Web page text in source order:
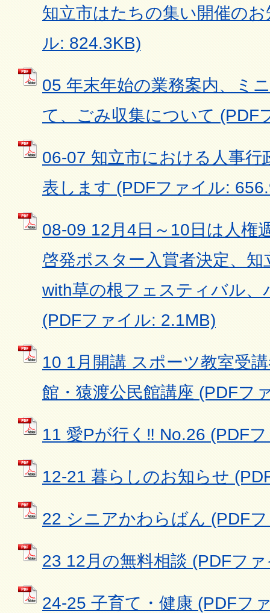
知立市はたちの集い開催の
ル: 824.3KB)
05 年末年始の業務案内、ミ
て、ごみ収集について (PDF
06-07 知立市における人事行
表します (PDFファイル:
08-09 12月4日～10日は人権
啓発ポスター入賞者決定、
with草の根フェスティバル
(PDFファイル: 2.1MB)
10 1月開講 スポーツ教室受
館・猿渡公民館講座 (PDFフ
11 愛Pが行く‼ No.26 (PDF
12-21 暮らしのお知らせ
22 シニアかわらばん (PDF
23 12月の無料相談 (PDFフ
24-25 子育て・健康 (PDFフ